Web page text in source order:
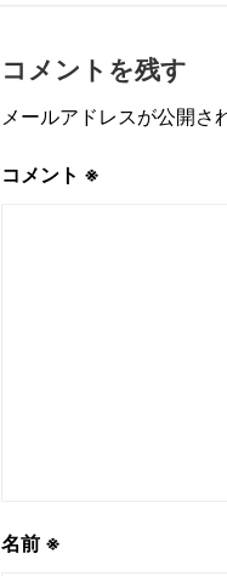
コメントを残す
メールアドレスが公開さ
コメント ※
名前 ※